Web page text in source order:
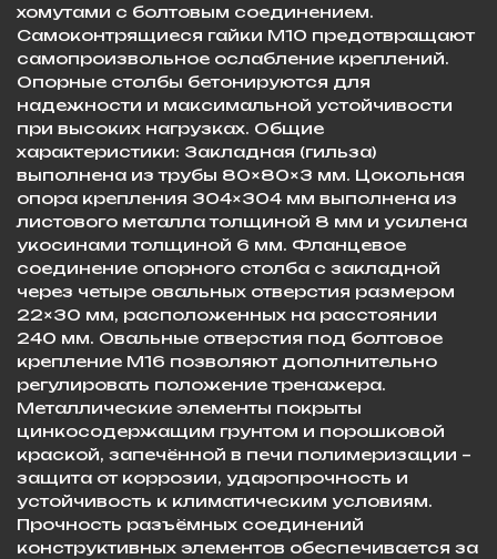
хомутами с болтовым соединением.
Самоконтрящиеся гайки М10 предотвращают
самопроизвольное ослабление креплений.
Опорные столбы бетонируются для
надежности и максимальной устойчивости
при высоких нагрузках. Общие
характеристики: Закладная (гильза)
выполнена из трубы 80×80×3 мм. Цокольная
опора крепления 304×304 мм выполнена из
листового металла толщиной 8 мм и усилена
укосинами толщиной 6 мм. Фланцевое
соединение опорного столба с закладной
через четыре овальных отверстия размером
22×30 мм, расположенных на расстоянии
240 мм. Овальные отверстия под болтовое
крепление М16 позволяют дополнительно
регулировать положение тренажера.
Металлические элементы покрыты
цинкосодержащим грунтом и порошковой
краской, запечённой в печи полимеризации –
защита от коррозии, ударопрочность и
устойчивость к климатическим условиям.
Прочность разъёмных соединений
конструктивных элементов обеспечивается за